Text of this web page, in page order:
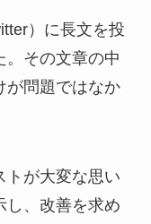
）に長文を投
。その文章の中
が問題ではなか
トが大変な思い
し、改善を求め